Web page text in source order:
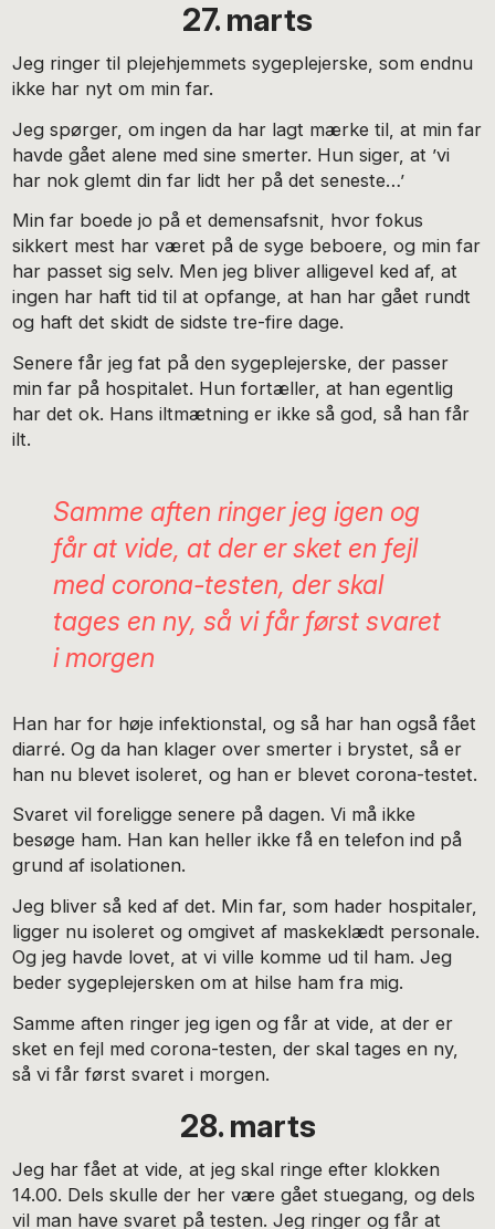
27. marts
Jeg ringer til plejehjemmets sygeplejerske, som endnu
ikke har nyt om min far.
Jeg spørger, om ingen da har lagt mærke til, at min far
havde gået alene med sine smerter. Hun siger, at ’vi
har nok glemt din far lidt her på det seneste…’
Min far boede jo på et demensafsnit, hvor fokus
sikkert mest har været på de syge beboere, og min far
har passet sig selv. Men jeg bliver alligevel ked af, at
ingen har haft tid til at opfange, at han har gået rundt
og haft det skidt de sidste tre-fire dage.
Senere får jeg fat på den sygeplejerske, der passer
min far på hospitalet. Hun fortæller, at han egentlig
har det ok. Hans iltmætning er ikke så god, så han får
ilt.
Samme aften ringer jeg igen og
får at vide, at der er sket en fejl
med corona-testen, der skal
tages en ny, så vi får først svaret
i morgen
Han har for høje infektionstal, og så har han også fået
diarré. Og da han klager over smerter i brystet, så er
han nu blevet isoleret, og han er blevet corona-testet.
Svaret vil foreligge senere på dagen. Vi må ikke
besøge ham. Han kan heller ikke få en telefon ind på
grund af isolationen.
Jeg bliver så ked af det. Min far, som hader hospitaler,
ligger nu isoleret og omgivet af maskeklædt personale.
Og jeg havde lovet, at vi ville komme ud til ham. Jeg
beder sygeplejersken om at hilse ham fra mig.
Samme aften ringer jeg igen og får at vide, at der er
sket en fejl med corona-testen, der skal tages en ny,
så vi får først svaret i morgen.
28. marts
Jeg har fået at vide, at jeg skal ringe efter klokken
14.00. Dels skulle der her være gået stuegang, og dels
vil man have svaret på testen. Jeg ringer og får at